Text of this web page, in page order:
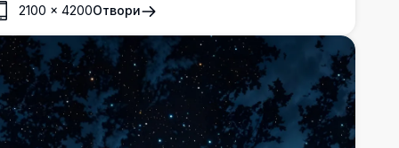
или мобилни екрани. Потопете се в
2100 × 4200Отвори